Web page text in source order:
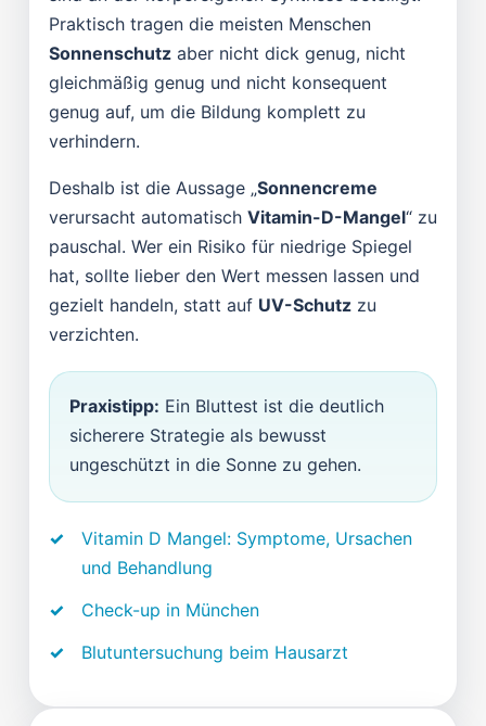
Praktisch tragen die meisten Menschen
Sonnenschutz aber nicht dick genug, nicht
gleichmäßig genug und nicht konsequent
genug auf, um die Bildung komplett zu
verhindern.
Deshalb ist die Aussage „Sonnencreme
verursacht automatisch Vitamin-D-Mangel“ zu
pauschal. Wer ein Risiko für niedrige Spiegel
hat, sollte lieber den Wert messen lassen und
gezielt handeln, statt auf UV-Schutz zu
verzichten.
Praxistipp: Ein Bluttest ist die deutlich
sicherere Strategie als bewusst
ungeschützt in die Sonne zu gehen.
Vitamin D Mangel: Symptome, Ursachen
und Behandlung
Check-up in München
Blutuntersuchung beim Hausarzt